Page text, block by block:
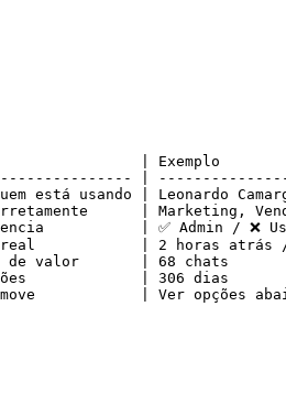
| Exemplo
|
usando | Leonardo
| Marketing,
| ✅ Admin / ❌
real            | 2 horas
de valor       | 68
| 306
| Ver